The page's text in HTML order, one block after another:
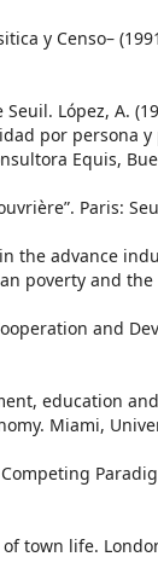
y Censo–
Seuil. López, A.
por persona
Equis,
Paris:
the advance
poverty and
and
education
Miami,
of town life.